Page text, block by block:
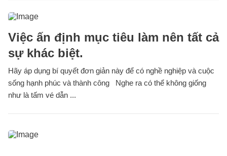
Việc ấn định mục tiêu làm nên tất cả
sự khác biệt.
Hãy áp dụng bí quyết đơn giản này để có nghề nghiệp và cuộc
sống hạnh phúc và thành công Nghe ra có thể không giống
như là tấm vé dẫn ...